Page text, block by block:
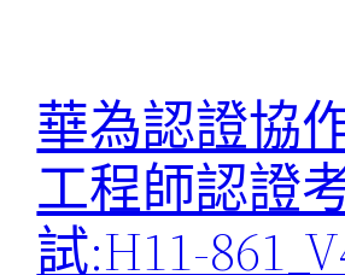
華為認證協
工程師認證
試:H11-